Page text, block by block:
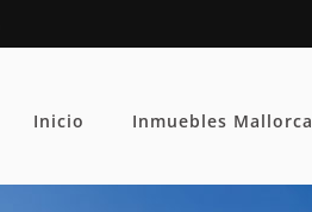
Inicio Inmuebles Mallorca